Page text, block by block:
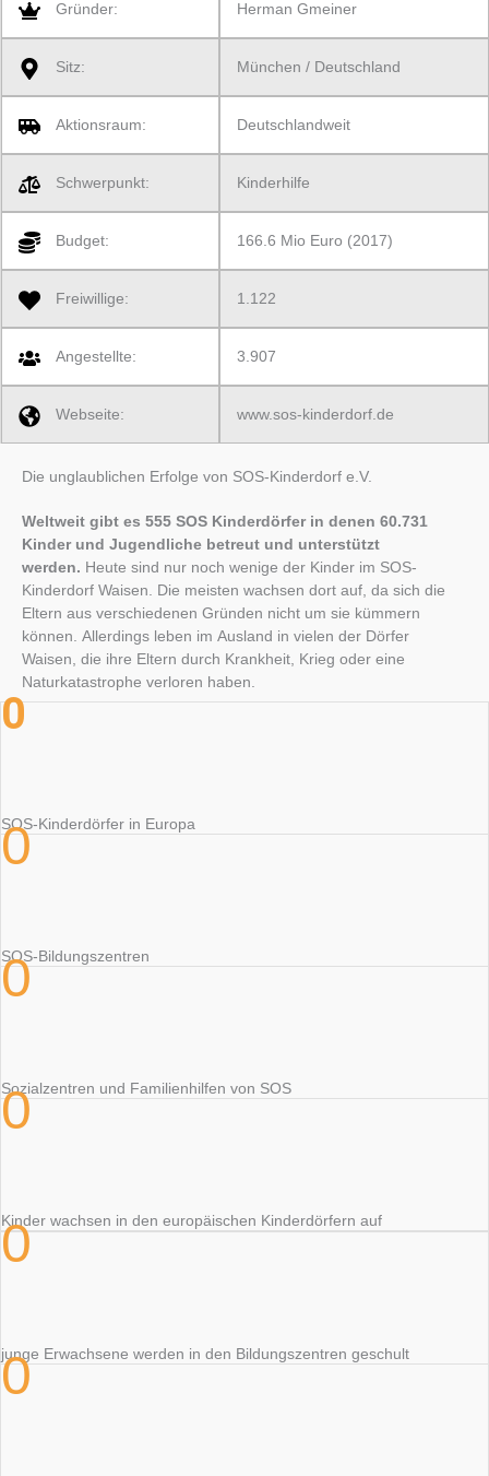
Gründer: Herman Gmeiner
Sitz: München / Deutschland
Aktionsraum: Deutschlandweit
Schwerpunkt: Kinderhilfe
Budget: 166.6 Mio Euro (2017)
Freiwillige: 1.122
Angestellte: 3.907
Webseite: www.sos-kinderdorf.de
Die unglaublichen Erfolge von SOS-Kinderdorf e.V.
Weltweit gibt es 555 SOS Kinderdörfer in denen 60.731
Kinder und Jugendliche betreut und unterstützt
werden. Heute sind nur noch wenige der Kinder im SOS-
Kinderdorf Waisen. Die meisten wachsen dort auf, da sich die
Eltern aus verschiedenen Gründen nicht um sie kümmern
können. Allerdings leben im Ausland in vielen der Dörfer
Waisen, die ihre Eltern durch Krankheit, Krieg oder eine
Naturkatastrophe verloren haben.
0
SOS-Kinderdörfer in Europa
0
SOS-Bildungszentren
0
Sozialzentren und Familienhilfen von SOS
0
Kinder wachsen in den europäischen Kinderdörfern auf
0
junge Erwachsene werden in den Bildungszentren geschult
0